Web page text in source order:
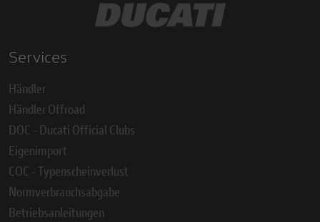
Services
Händler
Händler Offroad
DOC - Ducati Official Clubs
Eigenimport
COC - Typenscheinverlust
Normverbrauchsabgabe
Betriebsanleitungen